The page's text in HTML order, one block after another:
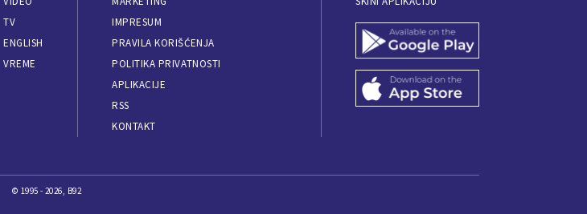
TV
ENGLISH
VREME
IMPRESUM
PRAVILA KORIŠĆENJA
POLITIKA PRIVATNOSTI
APLIKACIJE
RSS
KONTAKT
© 1995 - 2026, B92